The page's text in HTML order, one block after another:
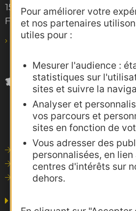
Pour améliorer votre
et nos partenaires
utiles pour :
Mesurer l'audience :
statistiques sur
sites et suivre la
Analyser et
vos parcours et
sites en fonction de
Vous adresser des
personnalisées, en
centres d'intérêts sur
dehors.
15, rue Rivals – CS 78543
F-31685 Toulouse Cedex 6
pro@agence-adocc.com
Outils de
Photothèque
Consultations